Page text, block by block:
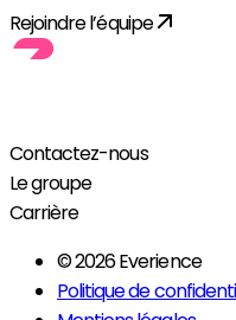
Rejoindre l’équipe
Contactez-nous
Le groupe
Carrière
© 2026 Everience
Politique de